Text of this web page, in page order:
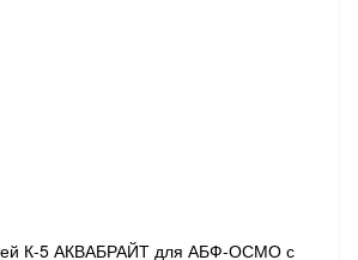
К-5 АКВАБРАЙТ для АБФ-ОСМО с